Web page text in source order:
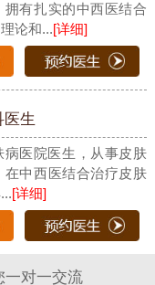
有扎实的中西医结合
论和...[详细]
医生
病医院医生，从事皮肤
中西医结合治疗皮肤
[详细]
一对一交流